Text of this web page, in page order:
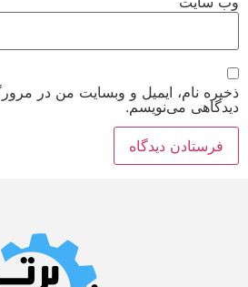
ذخیره نام، ایمیل و وبسایت من در
دیدگاهی می‌نویسم.